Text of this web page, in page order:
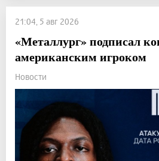
21:04, 5 авг 2026
«Металлург» подписал
американским игроком
Новости